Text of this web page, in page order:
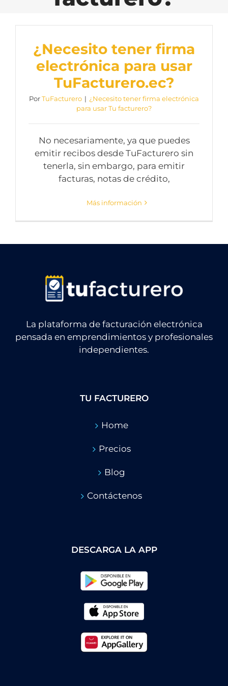
¿Necesito tener firma
electrónica para usar
TuFacturero.ec?
PorTuFacturero | ¿Necesito tener firma electrónica
para usar Tu facturero?
No necesariamente, ya que puedes
emitir recibos desde TuFacturero sin
tenerla, sin embargo, para emitir
facturas, notas de crédito,
Más información
La plataforma de facturación electrónica
pensada en emprendimientos y profesionales
independientes.
TU FACTURERO
Home
Precios
Blog
Contáctenos
DESCARGA LA APP